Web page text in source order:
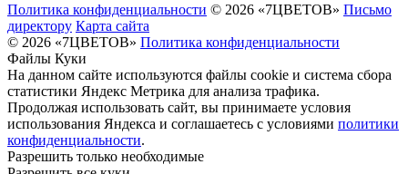
Политика конфиденциальности © 2026 «7ЦВЕТОВ» Письмо
директору Карта сайта
© 2026 «7ЦВЕТОВ» Политика конфиденциальности
Файлы Куки
На данном сайте используются файлы cookie и система сбора
статистики Яндекс Метрика для анализа трафика.
Продолжая использовать сайт, вы принимаете условия
использования Яндекса и соглашаетесь с условиями политики
конфиденциальности.
Разрешить только необходимые